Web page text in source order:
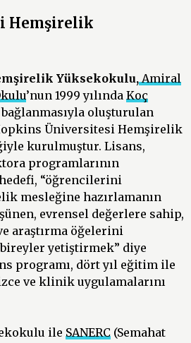
Hemşirelik
Yüksekokulu,Amiral
’nun 1999 yılında Koç
bağlanmasıyla oluşturulan
Üniversitesi Hemşirelik
kurulmuştur. Lisans,
programlarının
“öğrencilerini
mesleğine hazırlamanın
evrensel değerlere sahip,
araştırma öğelerini
yetiştirmek” diye
programı, dört yıl eğitim ile
ve klinik uygulamalarını
ile SANERC (Semahat